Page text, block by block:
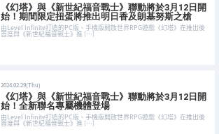
《幻塔》與《新世紀福音戰士》聯動將於3月12日開
始！期間限定扭蛋將推出明日香及朗基努斯之槍
由Level Infinite打造的PC版、手機版開放世界RPG遊戲《幻塔》在推出後
首度與《新世紀福音戰士》進 […]
2024.02.29(Thu)
《幻塔》與《新世紀福音戰士》聯動將於3月12日開
始！全新聯名專屬機體登場
由Level Infinite打造的PC版、手機版開放世界RPG遊戲《幻塔》在推出後
首度與《新世紀福音戰士》進 […]